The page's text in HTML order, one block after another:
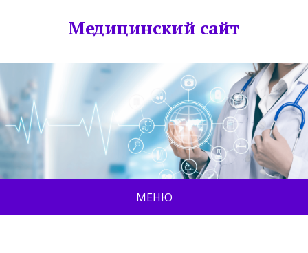
Медицинский сайт
МЕНЮ